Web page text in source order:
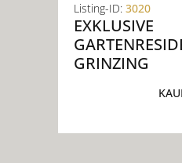
Listing-ID: 3020
EXKLUSIVE
GRINZING